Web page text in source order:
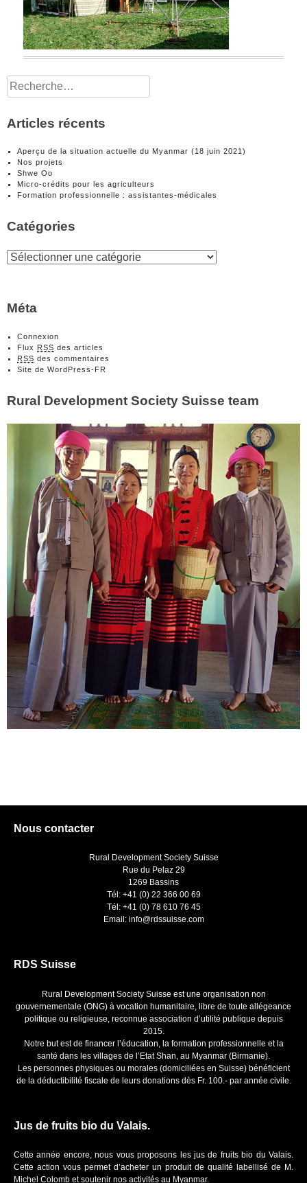
Rechercher :
Articles récents
Aperçu de la situation actuelle du Myanmar (18 juin 2021)
Nos projets
Shwe Oo
Micro-crédits pour les agriculteurs
Formation professionnelle : assistantes-médicales
Catégories
Catégories
Méta
Connexion
Flux RSS des articles
RSS des commentaires
Site de WordPress-FR
Rural Development Society Suisse team
Nous contacter
Rural Development Society Suisse
Rue du Pelaz 29
1269 Bassins
Tél: +41 (0) 22 366 00 69
Tél: +41 (0) 78 610 76 45
Email: info@rdssuisse.com
RDS Suisse
Rural Development Society Suisse est une organisation non
gouvernementale (ONG) à vocation humanitaire, libre de toute allégeance
politique ou religieuse, reconnue association d’utilité publique depuis
2015.
Notre but est de financer l’éducation, la formation professionnelle et la
santé dans les villages de l’Etat Shan, au Myanmar (Birmanie).
Les personnes physiques ou morales (domiciliées en Suisse) bénéficient
de la déductibilité fiscale de leurs donations dès Fr. 100.- par année civile.
Jus de fruits bio du Valais.
Cette année encore, nous vous proposons les jus de fruits bio du Valais.
Cette action vous permet d’acheter un produit de qualité labellisé de M.
Michel Colomb et soutenir nos activités au Myanmar.